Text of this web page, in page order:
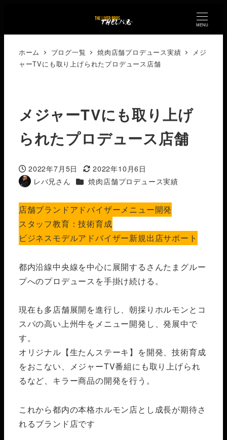
MENU
ホーム ブログ一覧 焼肉店舗プロデュース実績
メジ
ャーTVにも取り上げられたプロデュース店舗
メジャーTVにも取り上げ
られたプロデュース店舗
投稿日
2022年7月5日
更新日
2022年10月6日
著
レバ兄さん カテゴリー
焼肉店舗プロデュース実績
店舗ブランドアドバイザーメニュー開発
スタッフ教育：技術育成
ビジネスモデルアドバイザー新規出店サポート
都内沿線中央線を中心に展開するさんたまグルー
プへのプロデュースを手掛け続ける。
現在も多店舗展開を進行し、朝採りホルモンとコ
スパの高い上州牛をメニュー開発し、発展中で
す。
オリジナル【生たんステーキ】を開発、技術育成
をおこない、メジャーTV番組にも取り上げられ
るなど、キラー商品の開発を行う。
これから都内の本格ホルモン店とし成長が期待さ
れるブランド店です